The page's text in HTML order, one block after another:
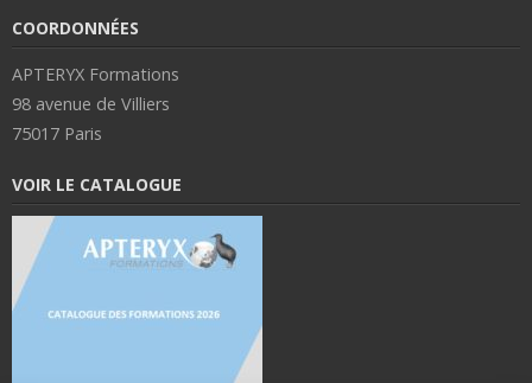
COORDONNÉES
APTERYX Formations
98 avenue de Villiers
75017 Paris
VOIR LE CATALOGUE